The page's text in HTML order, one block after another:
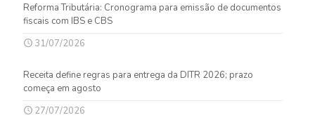
Reforma Tributária: Cronograma para emissão de documentos
fiscais com IBS e CBS
31/07/2026
Receita define regras para entrega da DITR 2026; prazo
começa em agosto
27/07/2026